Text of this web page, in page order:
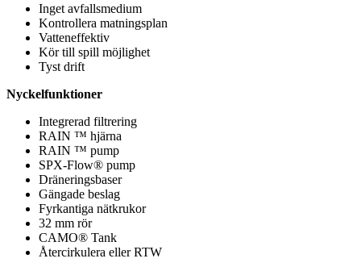
Inget avfallsmedium
Kontrollera matningsplan
Vatteneffektiv
Kör till spill möjlighet
Tyst drift
Nyckelfunktioner
Integrerad filtrering
RAIN ™ hjärna
RAIN ™ pump
SPX-Flow® pump
Dräneringsbaser
Gängade beslag
Fyrkantiga nätkrukor
32 mm rör
CAMO® Tank
Återcirkulera eller RTW